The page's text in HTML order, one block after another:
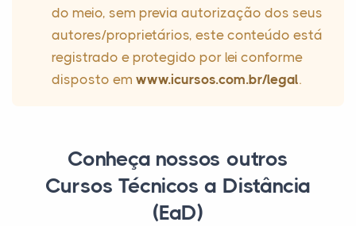
do meio, sem previa autorização dos seus
autores/proprietários, este conteúdo está
registrado e protegido por lei conforme
disposto em www.icursos.com.br/legal.
Conheça nossos outros
Cursos Técnicos a Distância
(EaD)